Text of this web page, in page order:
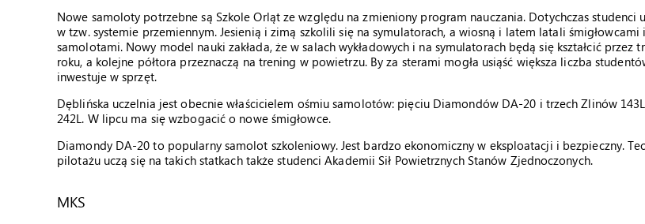
Nowe samoloty potrzebne są Szkole Orląt ze względu na zmieniony program nauczania. Dotychczas studenci
w tzw. systemie przemiennym. Jesienią i zimą szkolili się na symulatorach, a wiosną i latem latali śmigłowcami i
samolotami. Nowy model nauki zakłada, że w salach wykładowych i na symulatorach będą się kształcić przez
roku, a kolejne półtora przeznaczą na trening w powietrzu. By za sterami mogła usiąść większa liczba
inwestuje w sprzęt.
Dęblińska uczelnia jest obecnie właścicielem ośmiu samolotów: pięciu Diamondów DA-20 i trzech Zlinów
242L. W lipcu ma się wzbogacić o nowe śmigłowce.
Diamondy DA-20 to popularny samolot szkoleniowy. Jest bardzo ekonomiczny w eksploatacji i bezpieczny.
pilotażu uczą się na takich statkach także studenci Akademii Sił Powietrznych Stanów Zjednoczonych.
MKS